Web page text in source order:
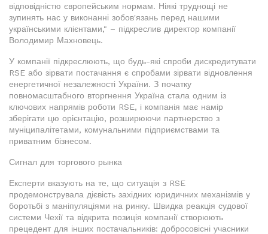
відповідністю європейським нормам. Ніякі труднощі не
зупинять нас у виконанні зобов'язань перед нашими
українськими клієнтами," – підкреслив директор компанії
Володимир Махновець.
У компанії підкреслюють, що будь-які спроби дискредитувати
RSE або зірвати постачання є спробами зірвати відновлення
енергетичної незалежності України. З початку
повномасштабного вторгнення Україна стала одним із
ключових напрямів роботи RSE, і компанія має намір
зберігати цю орієнтацію, розширюючи партнерство з
муніципалітетами, комунальними підприємствами та
приватним бізнесом.
Сигнал для торгового рынка
Експерти вказують на те, що ситуація з RSE
продемонструвала дієвість західних юридичних механізмів у
боротьбі з маніпуляціями на ринку. Швидка реакція судової
системи Чехії та відкрита позиція компанії створюють
прецедент для інших постачальників: добросовісні учасники